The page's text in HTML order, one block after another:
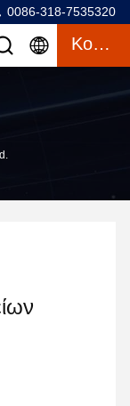
0086-318-7535320
Κουβέντα